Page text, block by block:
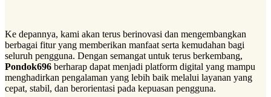
Ke depannya, kami akan terus berinovasi dan mengembangkan
berbagai fitur yang memberikan manfaat serta kemudahan bagi
seluruh pengguna. Dengan semangat untuk terus berkembang,
Pondok696 berharap dapat menjadi platform digital yang mampu
menghadirkan pengalaman yang lebih baik melalui layanan yang
cepat, stabil, dan berorientasi pada kepuasan pengguna.